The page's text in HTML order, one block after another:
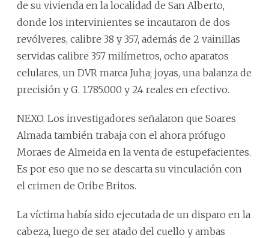
de su vivienda en la localidad de San Alberto,
donde los intervinientes se incautaron de dos
revólveres, calibre 38 y 357, además de 2 vainillas
servidas calibre 357 milímetros, ocho aparatos
celulares, un DVR marca Juha; joyas, una balanza de
precisión y G. 1.785.000 y 24 reales en efectivo.
NEXO. Los investigadores señalaron que Soares
Almada también trabaja con el ahora prófugo
Moraes de Almeida en la venta de estupefacientes.
Es por eso que no se descarta su vinculación con
el crimen de Oribe Britos.
La víctima había sido ejecutada de un disparo en la
cabeza, luego de ser atado del cuello y ambas